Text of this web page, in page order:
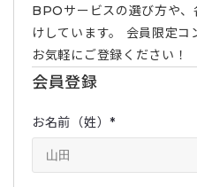
BPOサービスの選び方や
けしています。 会員限定コ
お気軽にご登録ください！
会員登録
お名前（姓）*